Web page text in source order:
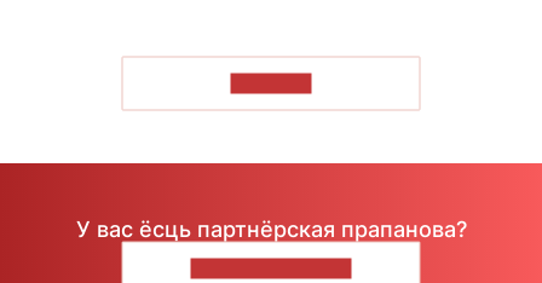
У вас ёсць партнёрская прапанова?